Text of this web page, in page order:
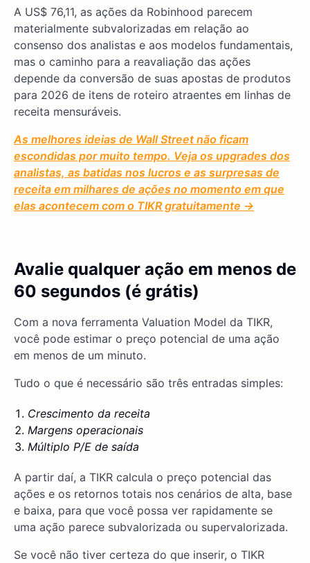
A US$ 76,11, as ações da Robinhood parecem
materialmente subvalorizadas em relação ao
consenso dos analistas e aos modelos fundamentais,
mas o caminho para a reavaliação das ações
depende da conversão de suas apostas de produtos
para 2026 de itens de roteiro atraentes em linhas de
receita mensuráveis.
As melhores ideias de Wall Street não ficam
escondidas por muito tempo. Veja os upgrades dos
analistas, as batidas nos lucros e as surpresas de
receita em milhares de ações no momento em que
elas acontecem com o TIKR gratuitamente →
Avalie qualquer ação em menos de
60 segundos (é grátis)
Com a nova ferramenta Valuation Model da TIKR,
você pode estimar o preço potencial de uma ação
em menos de um minuto.
Tudo o que é necessário são três entradas simples:
Crescimento da receita
Margens operacionais
Múltiplo P/E de saída
A partir daí, a TIKR calcula o preço potencial das
ações e os retornos totais nos cenários de alta, base
e baixa, para que você possa ver rapidamente se
uma ação parece subvalorizada ou supervalorizada.
Se você não tiver certeza do que inserir, o TIKR